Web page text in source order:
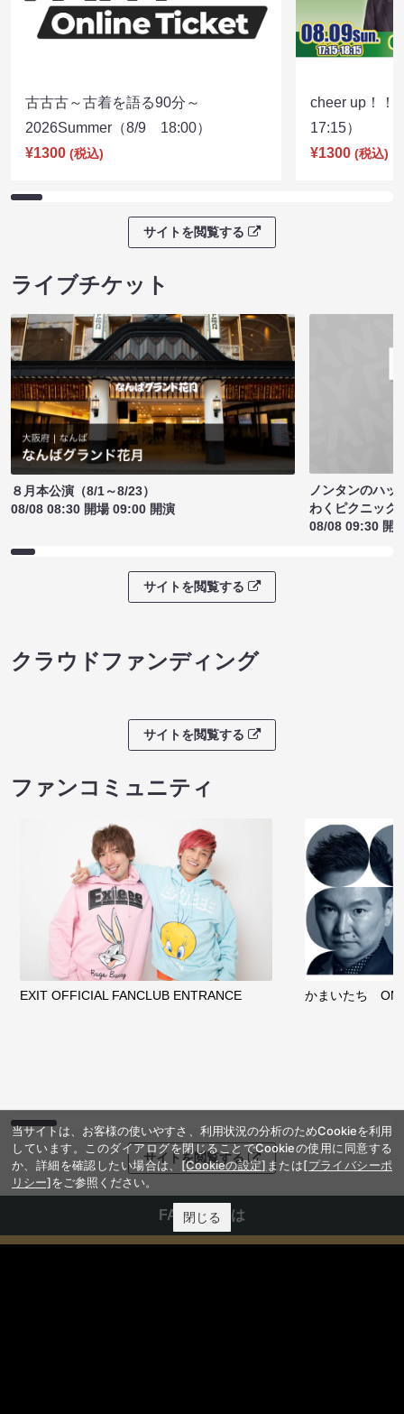
古古古～古着を語る90分～
2026Summer（8/9 18:00）
¥1300 (税込)
cheer up！
17:15）
¥1300 (税込)
サイトを閲覧する
ライブチケット
８月本公演（8/1～8/23）
08/08 08:30 開場 09:00 開演
ノンタンのハッ
わくピクニック
08/08 09:30 開
サイトを閲覧する
クラウドファンディング
サイトを閲覧する
ファンコミュニティ
EXIT OFFICIAL FANCLUB ENTRANCE かまいたち
サイトを閲覧する
FANY IDとは
当サイトは、お客様の使いやすさ、利用状況の分析のためCookieを利用
しています。このダイアログを閉じることでCookieの使用に同意する
か、詳細を確認したい場合は、 [Cookieの設定] または[プライバシーポ
リシー]をご参照ください。
閉じる